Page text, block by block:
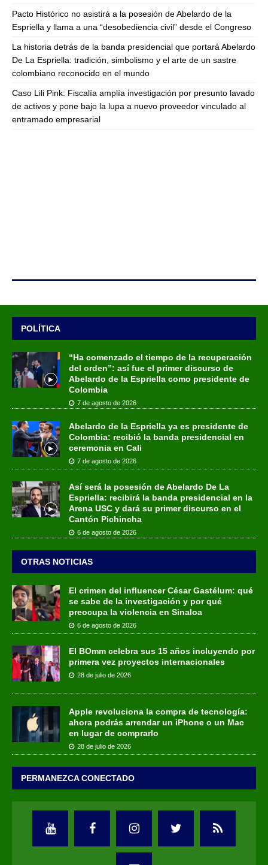
Pacto Histórico no asistirá a la posesión de Abelardo de la
Espriella y llama a una “desobediencia civil” desde el Congreso
La historia detrás de la banda presidencial que portará Abelardo
De La Espriella: tradición, simbolismo y el arte de un sastre
colombiano reconocido en el mundo
Caso Lili Pink: Fiscalía amplía investigación por presunto lavado
de activos y pone bajo la lupa a nuevo proveedor vinculado al
entramado empresarial
POLÍTICA
“Ha comenzado el tiempo de la recuperación
del orden”: así fue el primer discurso de
Abelardo de la Espriella como presidente de
Colombia
7 de agosto de 2026
Abelardo de la Espriella ya es presidente de
Colombia: recibió la banda presidencial en
ceremonia en Cali
7 de agosto de 2026
Así será la posesión de Abelardo De La
Espriella: recibirá la banda presidencial en la
Arena USC y dará su primer discurso en el
Cantón Pichincha
6 de agosto de 2026
OTRAS NOTICIAS
El crimen del influencer César Gastélum: qué
se sabe de la investigación y por qué
preocupa la violencia en Sinaloa
6 de agosto de 2026
El BOmm celebra sus 15 años incluyendo por
primera vez proyectos internacionales
28 de julio de 2026
Apple revoluciona la compra de tecnología:
ahora podrás arrendar un iPhone o un Mac
en lugar de comprarlo
28 de julio de 2026
PERMANEZCA CONECTADO